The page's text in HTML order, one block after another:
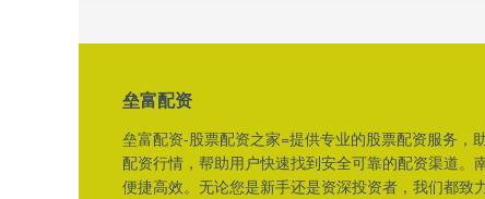
垒富配资
垒富配资-股票配资之家=提供专业的股票配资服务，
配资行情，帮助用户快速找到安全可靠的配资渠道
便捷高效。无论您是新手还是资深投资者，我们都致